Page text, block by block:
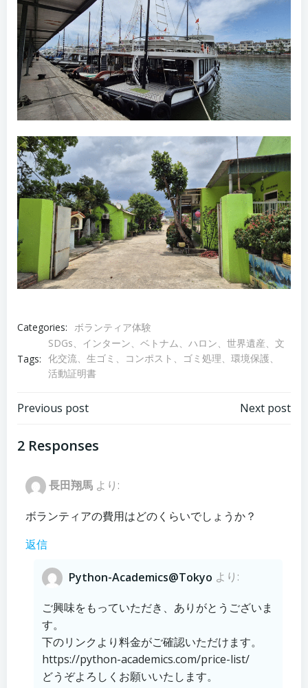
Categories: ボランティア体験
Tags:
SDGs、インターン、ベトナム、ハロン、世界遺産、文
化交流、生ゴミ、コンポスト、ゴミ処理、環境保護、
活動証明書
Post
navigation
Previous post Next post
2 Responses
長田翔馬 より:
ボランティアの費用はどのくらいでしょうか？
返信
Python-Academics@Tokyo より:
ご興味をもっていただき、ありがとうございま
す。
下のリンクより料金がご確認いただけます。
https://python-academics.com/price-list/
どうぞよろしくお願いいたします。